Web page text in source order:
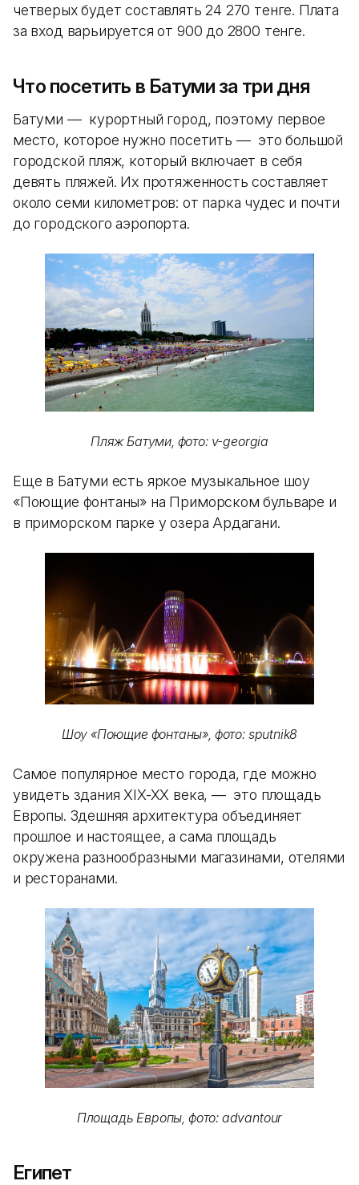
четверых будет составлять 24 270 тенге. Плата
за вход варьируется от 900 до 2800 тенге.
Что посетить в Батуми за три дня
Батуми — курортный город, поэтому первое
место, которое нужно посетить — это большой
городской пляж, который включает в себя
девять пляжей. Их протяженность составляет
около семи километров: от парка чудес и почти
до городского аэропорта.
Пляж Батуми, фото: v-georgia
Еще в Батуми есть яркое музыкальное шоу
«Поющие фонтаны» на Приморском бульваре и
в приморском парке у озера Ардагани.
Шоу «Поющие фонтаны», фото: sputnik8
Самое популярное место города, где можно
увидеть здания XIX-XX века, — это площадь
Европы. Здешняя архитектура объединяет
прошлое и настоящее, а сама площадь
окружена разнообразными магазинами, отелями
и ресторанами.
Площадь Европы, фото: advantour
Египет